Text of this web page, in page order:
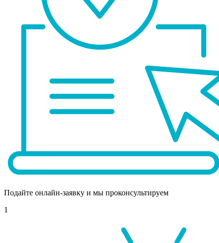
Подайте онлайн-заявку и мы проконсультируем
1